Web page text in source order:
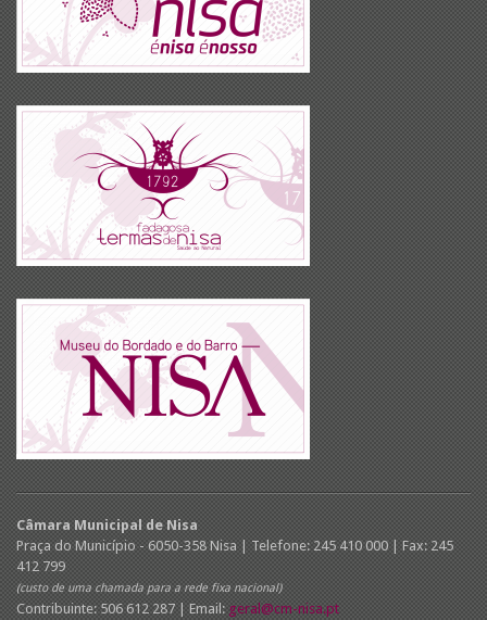
Câmara Municipal de Nisa
Praça do Município - 6050-358 Nisa | Telefone: 245 410 000 | Fax: 245
412 799
(custo de uma chamada para a rede fixa nacional)
Contribuinte: 506 612 287 | Email: geral@cm-nisa.pt